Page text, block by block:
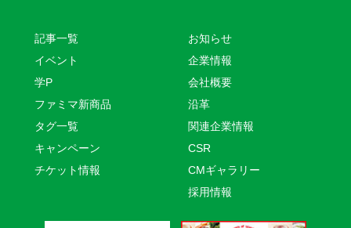
記事一覧
イベント
学P
ファミマ新商品
タグ一覧
キャンペーン
チケット情報
お知らせ
企業情報
会社概要
沿革
関連企業情報
CSR
CMギャラリー
採用情報